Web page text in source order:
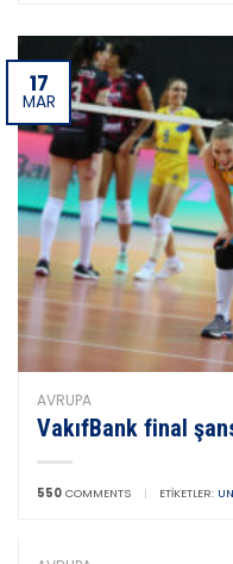
17
MAR
AVRUPA
VakıfBank final
550 COMMENTS | ETIKETLER: